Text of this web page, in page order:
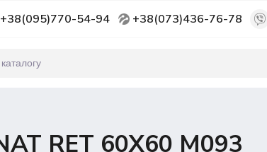
+38(095)770-54-94 +38(073)436-76-78
RET 60Х60 M093